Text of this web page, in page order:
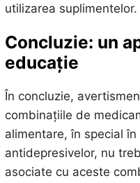
utilizarea suplimentelor.
Concluzie: un
educație
În concluzie,
combinațiile de
alimentare, în special
antidepresivelor, nu
asociate cu aceste